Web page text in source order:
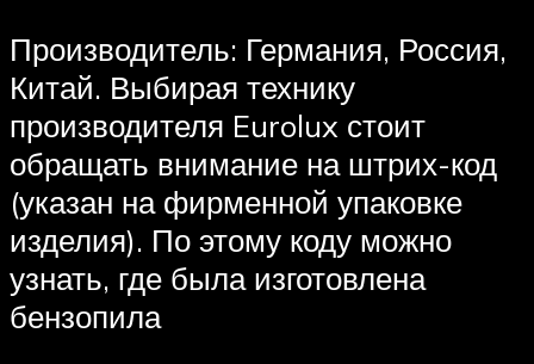
Производитель: Германия, Россия,
Китай. Выбирая технику
производителя Eurolux стоит
обращать внимание на штрих-код
(указан на фирменной упаковке
изделия). По этому коду можно
узнать, где была изготовлена
бензопила